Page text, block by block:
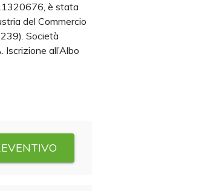
è stata
del Commercio
Società
all’Albo